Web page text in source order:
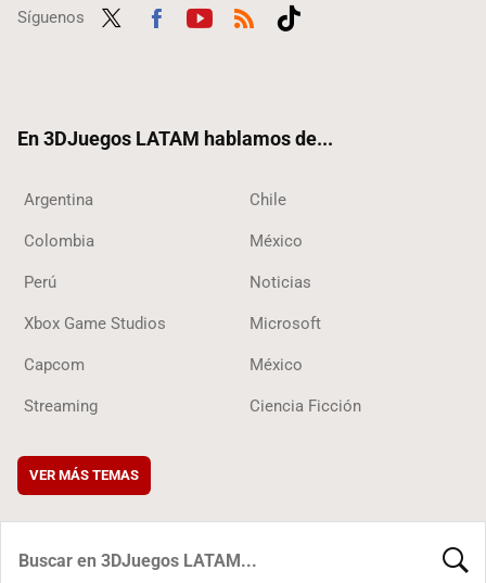
Síguenos
En 3DJuegos LATAM hablamos de...
Argentina Chile
Colombia México
Perú Noticias
Xbox Game Studios Microsoft
Capcom México
Streaming Ciencia Ficción
VER MÁS TEMAS